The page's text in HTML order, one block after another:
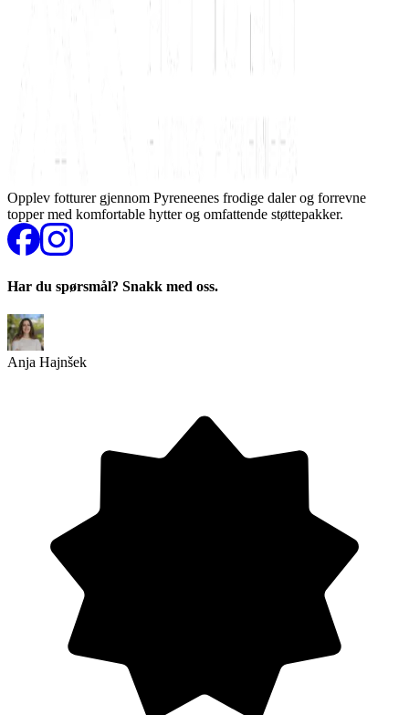
Opplev fotturer gjennom Pyreneenes frodige daler og forrevne
topper med komfortable hytter og omfattende støttepakker.
Har du spørsmål? Snakk med oss.
Anja Hajnšek